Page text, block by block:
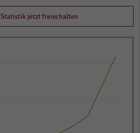
Statistik jetzt freischalten